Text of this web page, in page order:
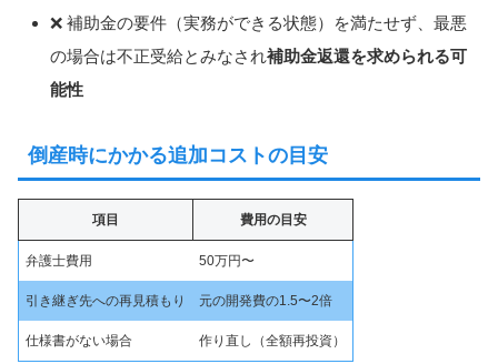
❌ 補助金の要件（実務ができる状態）を満たせず、最悪
の場合は不正受給とみなされ補助金返還を求められる可
能性
倒産時にかかる追加コストの目安
項目 費用の目安
弁護士費用 50万円〜
引き継ぎ先への再見積もり 元の開発費の1.5〜2倍
仕様書がない場合 作り直し（全額再投資）